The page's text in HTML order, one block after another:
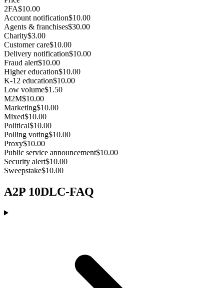
2FA$10.00
Account notification$10.00
Agents & franchises$30.00
Charity$3.00
Customer care$10.00
Delivery notification$10.00
Fraud alert$10.00
Higher education$10.00
K-12 education$10.00
Low volume$1.50
M2M$10.00
Marketing$10.00
Mixed$10.00
Political$10.00
Polling voting$10.00
Proxy$10.00
Public service announcement$10.00
Security alert$10.00
Sweepstake$10.00
A2P 10DLC-FAQ